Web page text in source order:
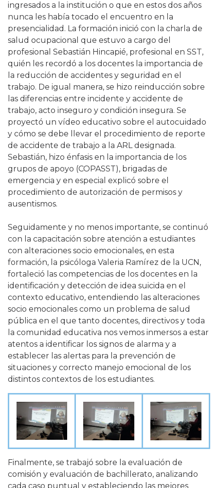
ingresados a la institución o que en estos dos años
nunca les había tocado el encuentro en la
presencialidad. La formación inició con la charla de
salud ocupacional que estuvo a cargo del
profesional Sebastián Hincapié, profesional en SST,
quién les recordó a los docentes la importancia de
la reducción de accidentes y seguridad en el
trabajo. De igual manera, se hizo reinducción sobre
las diferencias entre incidente y accidente de
trabajo, acto inseguro y condición insegura. Se
proyectó un vídeo educativo sobre el autocuidado
y cómo se debe llevar el procedimiento de reporte
de accidente de trabajo a la ARL designada.
Sebastián, hizo énfasis en la importancia de los
grupos de apoyo (COPASST), brigadas de
emergencia y en especial explicó sobre el
procedimiento de autorización de permisos y
ausentismos.
Seguidamente y no menos importante, se continuó
con la capacitación sobre atención a estudiantes
con alteraciones socio emocionales, en esta
formación, la psicóloga Valeria Ramírez de la UCN,
fortaleció las competencias de los docentes en la
identificación y detección de idea suicida en el
contexto educativo, entendiendo las alteraciones
socio emocionales como un problema de salud
pública en el que tanto docentes, directivos y toda
la comunidad educativa nos vemos inmersos a estar
atentos a identificar los signos de alarma y a
establecer las alertas para la prevención de
situaciones y correcto manejo emocional de los
distintos contextos de los estudiantes.
Finalmente, se trabajó sobre la evaluación de
comisión y evaluación de bachillerato, analizando
cada caso puntual y estableciendo las mejores